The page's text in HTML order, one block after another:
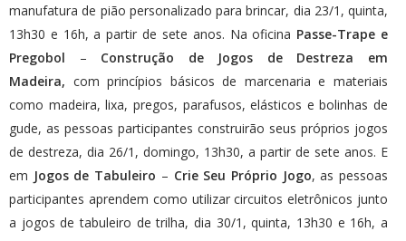
manufatura de pião personalizado para brincar, dia 23/1, quinta,
13h30 e 16h, a partir de sete anos. Na oficina Passe-Trape e
Pregobol – Construção de Jogos de Destreza em
Madeira, com princípios básicos de marcenaria e materiais
como madeira, lixa, pregos, parafusos, elásticos e bolinhas de
gude, as pessoas participantes construirão seus próprios jogos
de destreza, dia 26/1, domingo, 13h30, a partir de sete anos. E
em Jogos de Tabuleiro – Crie Seu Próprio Jogo, as pessoas
participantes aprendem como utilizar circuitos eletrônicos junto
a jogos de tabuleiro de trilha, dia 30/1, quinta, 13h30 e 16h, a